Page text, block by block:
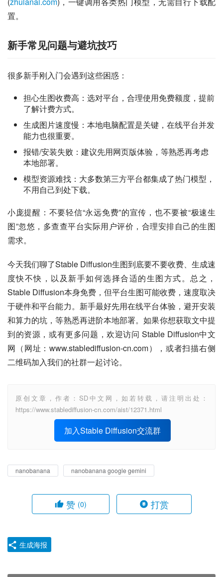
置。
新手常见问题与避坑技巧
很多新手刚入门会遇到这些困惑：
担心生图收费高：选对平台，合理使用免费额度，提前
了解计费方式。
生成图片速度慢：本地电脑配置是关键，在线平台并发
能力也很重要。
报错/安装失败：建议先用网页版体验，等熟悉再考虑
本地部署。
模型资源难找：大多数第三方平台都集成了热门模型，
不用自己到处下载。
小庞提醒：不要轻信“永远免费”的宣传，也不要被“极速生
图”忽悠，多查查平台实际用户评价，合理安排自己的生图
需求。
今天我们聊了Stable Diffusion生图到底要不要收费、生成速
度快不快，以及新手如何选择合适的生图方式。总之，
Stable Diffusion本身免费，但平台生图可能收费，速度取决
于硬件和平台能力。新手最好先用在线平台体验，避开安装
和算力的坑，等熟悉再进阶本地部署。如果你想获取文中提
到的资源，或有更多问题，欢迎访问 Stable Diffusion中文
网（网址：www.stablediffusion-cn.com），或者扫描右侧
二维码加入我们的社群一起讨论。
原创文章，作者：SD中文网，如若转载，请注明出处：
https://www.stablediffusion-cn.com/aist/12371.html
加入Stable Diffusion交流群
nanobanana nanobanana google gemini
赞 (0) 打赏
生成海报